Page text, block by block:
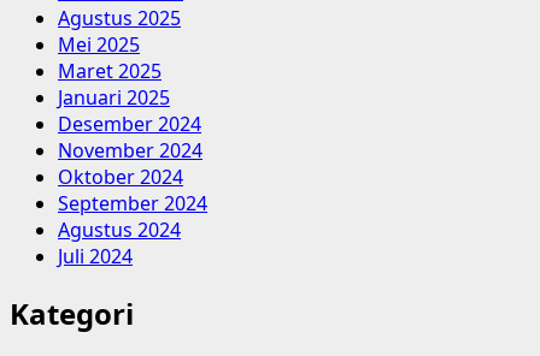
Agustus 2025
Mei 2025
Maret 2025
Januari 2025
Desember 2024
November 2024
Oktober 2024
September 2024
Agustus 2024
Juli 2024
Kategori